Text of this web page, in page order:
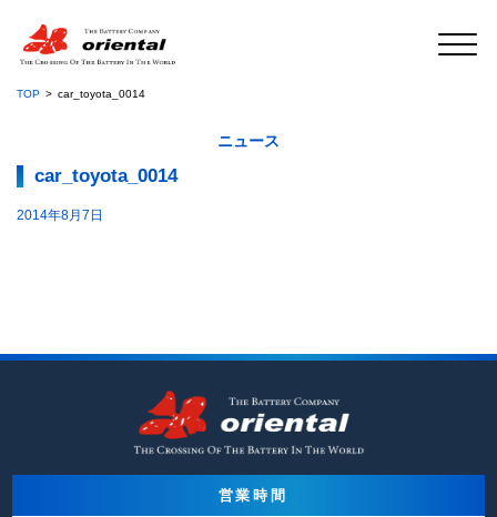
TOP car_toyota_0014
ニュース
car_toyota_0014
2014年8月7日
営業時間